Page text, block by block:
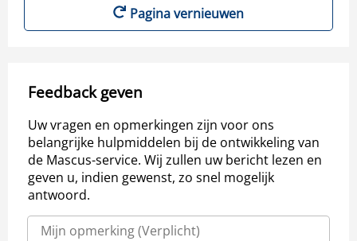
Pagina vernieuwen
Feedback geven
Uw vragen en opmerkingen zijn voor ons
belangrijke hulpmiddelen bij de ontwikkeling van
de Mascus-service. Wij zullen uw bericht lezen en
geven u, indien gewenst, zo snel mogelijk
antwoord.